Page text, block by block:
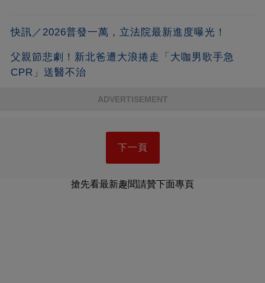
快訊／2026普發一萬，立法院最新進度曝光！
父親節悲劇！新北爸遭大浪捲走「大咖男歌手急
CPR」送醫不治
ADVERTISEMENT
下一頁
搶先看最新趣聞請贊下面專頁